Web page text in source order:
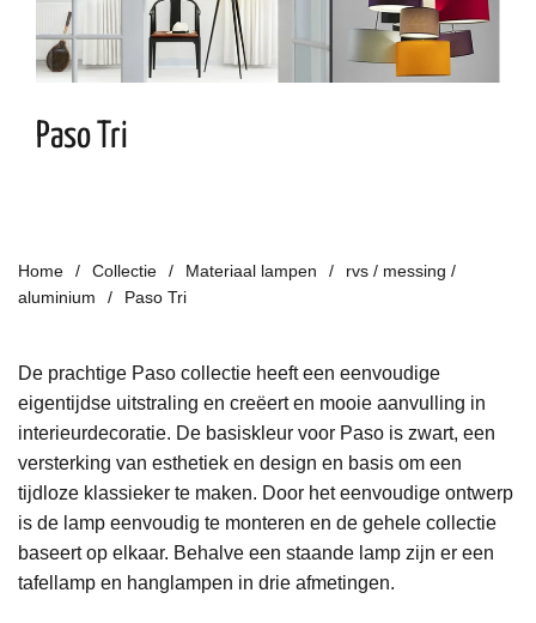
Paso Tri
Home Collectie Materiaal lampen
rvs / messing /
aluminium
Paso Tri
De prachtige Paso collectie heeft een eenvoudige
eigentijdse uitstraling en creëerten mooie aanvulling in
interieurdecoratie. De basiskleur voor Paso is zwart, een
versterking van esthetiek en design en basis om een
tijdloze klassieker te maken. Door het eenvoudige ontwerp
is de lamp eenvoudig te monteren en de gehele collectie
baseert op elkaar. Behalve een staande lamp zijn er een
tafellamp en hanglampen in drie afmetingen.